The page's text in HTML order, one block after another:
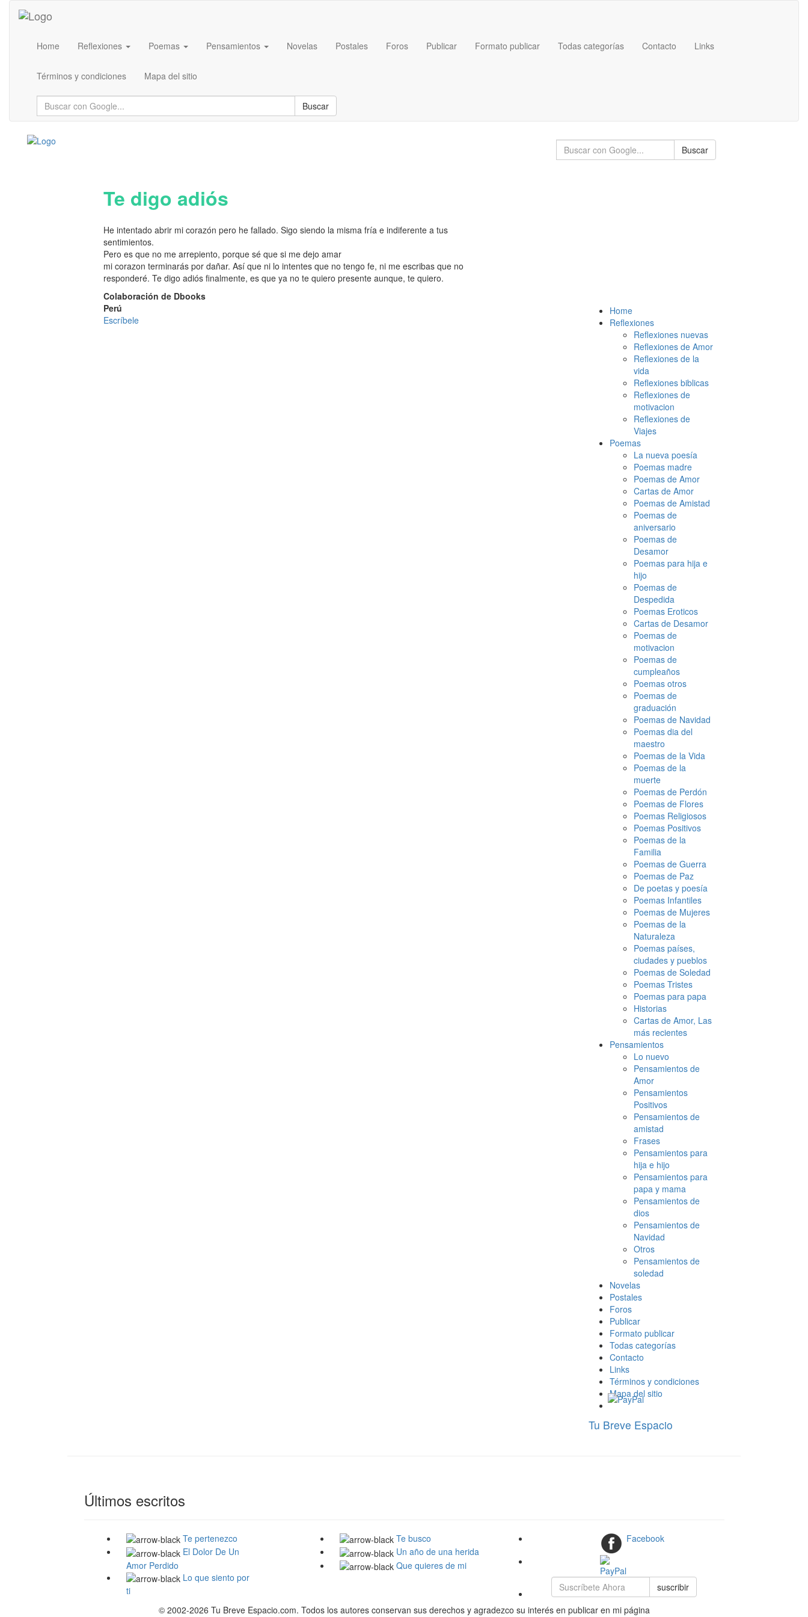
Home Reflexiones Poemas Pensamientos Novelas Postales Foros Publicar Formato publicar Todas categorías Contacto Links
Términos y condiciones Mapa del sitio
Buscar
Buscar
Te digo adiós
He intentado abrir mi corazón pero he fallado. Sigo siendo la misma fría e indiferente a tus
sentimientos.
Pero es que no me arrepiento, porque sé que si me dejo amar
mi corazon terminarás por dañar. Así que ni lo intentes que no tengo fe, ni me escribas que no
responderé. Te digo adiós finalmente, es que ya no te quiero presente aunque, te quiero.
Colaboración de Dbooks
Perú
Escríbele
Home
Reflexiones
Reflexiones nuevas
Reflexiones de Amor
Reflexiones de la
vida
Reflexiones biblicas
Reflexiones de
motivacion
Reflexiones de
Viajes
Poemas
La nueva poesía
Poemas madre
Poemas de Amor
Cartas de Amor
Poemas de Amistad
Poemas de
aniversario
Poemas de
Desamor
Poemas para hija e
hijo
Poemas de
Despedida
Poemas Eroticos
Cartas de Desamor
Poemas de
motivacion
Poemas de
cumpleaños
Poemas otros
Poemas de
graduación
Poemas de Navidad
Poemas dia del
maestro
Poemas de la Vida
Poemas de la
muerte
Poemas de Perdón
Poemas de Flores
Poemas Religiosos
Poemas Positivos
Poemas de la
Familia
Poemas de Guerra
Poemas de Paz
De poetas y poesía
Poemas Infantiles
Poemas de Mujeres
Poemas de la
Naturaleza
Poemas países,
ciudades y pueblos
Poemas de Soledad
Poemas Tristes
Poemas para papa
Historias
Cartas de Amor, Las
más recientes
Pensamientos
Lo nuevo
Pensamientos de
Amor
Pensamientos
Positivos
Pensamientos de
amistad
Frases
Pensamientos para
hija e hijo
Pensamientos para
papa y mama
Pensamientos de
dios
Pensamientos de
Navidad
Otros
Pensamientos de
soledad
Novelas
Postales
Foros
Publicar
Formato publicar
Todas categorías
Contacto
Links
Términos y condiciones
Mapa del sitio
Tu Breve Espacio
Últimos escritos
Te pertenezco
El Dolor De Un
Amor Perdido
Lo que siento por
ti
Te busco
Un año de una herida
Que quieres de mi
Facebook
suscribir
© 2002-2026 Tu Breve Espacio.com. Todos los autores conservan sus derechos y agradezco su interés en publicar en mi página